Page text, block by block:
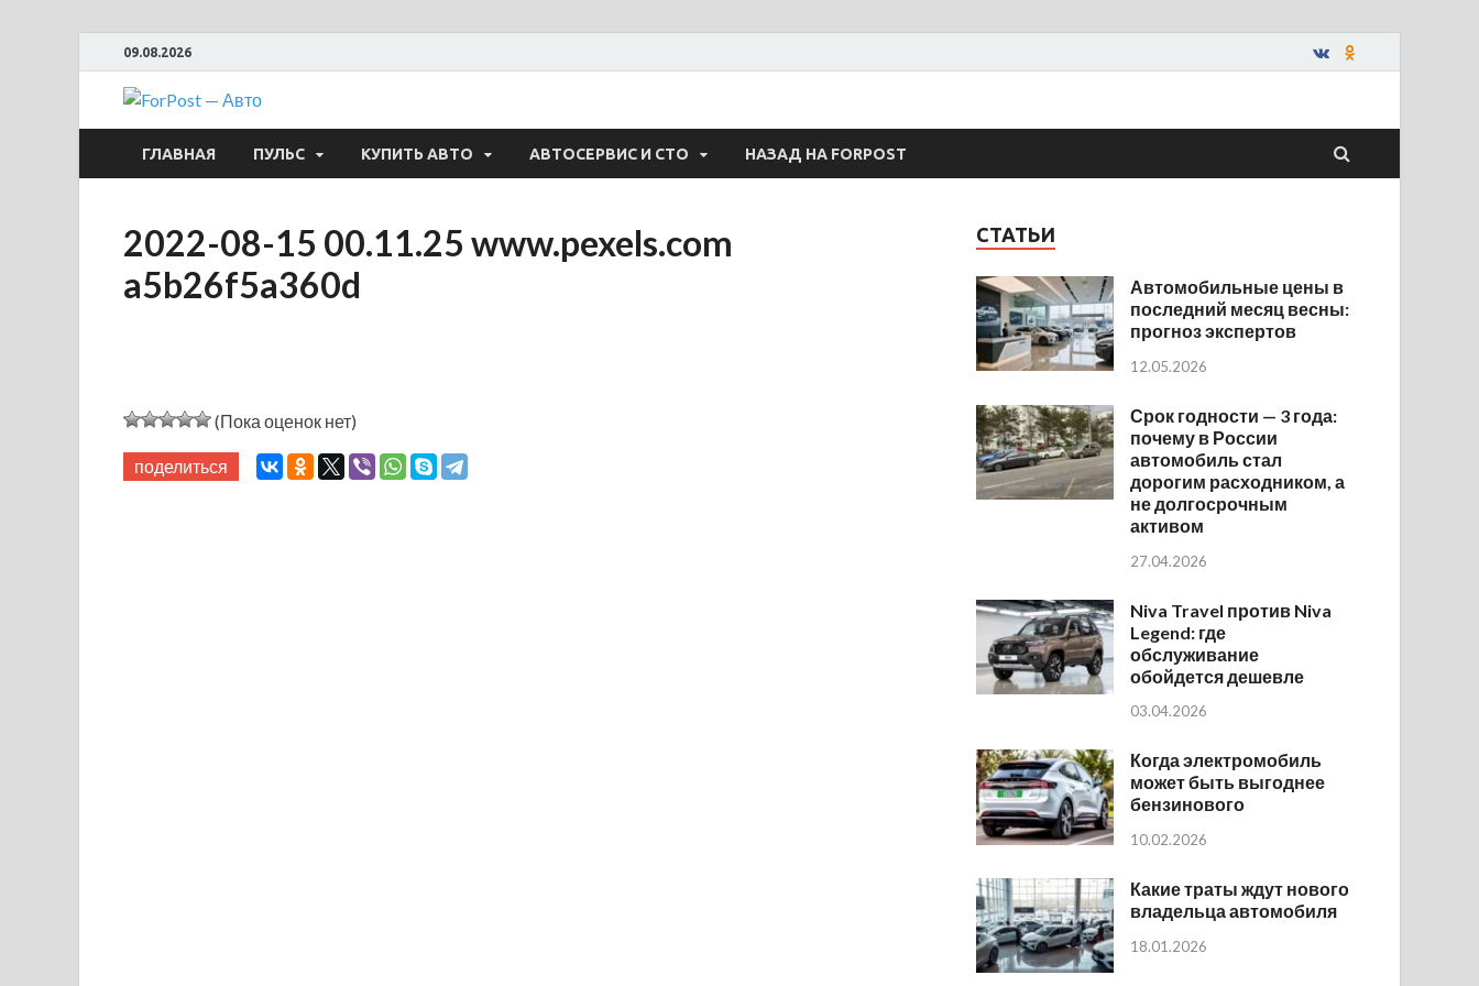
09.08.2026
ForPost — Авто
ГЛАВНАЯ ПУЛЬС КУПИТЬ АВТО АВТОСЕРВИС И СТО НАЗАД НА FORPOST
2022-08-15 00.11.25 www.pexels.com
a5b26f5a360d
(Пока оценок нет)
поделиться
СТАТЬИ
Автомобильные цены в
последний месяц весны:
прогноз экспертов
12.05.2026
Срок годности — 3 года:
почему в России
автомобиль стал
дорогим расходником, а
не долгосрочным
активом
27.04.2026
Niva Travel против Niva
Legend: где
обслуживание
обойдется дешевле
03.04.2026
Когда электромобиль
может быть выгоднее
бензинового
10.02.2026
Какие траты ждут нового
владельца автомобиля
18.01.2026